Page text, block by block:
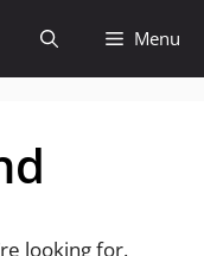
Menu
looking for.